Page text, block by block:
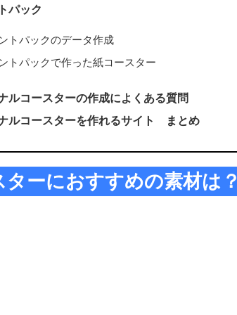
パック
トパックのデータ作成
トパックで作った紙コースター
ルコースターの作成によくある質問
ルコースターを作れるサイト まとめ
ターにおすすめの素材は？